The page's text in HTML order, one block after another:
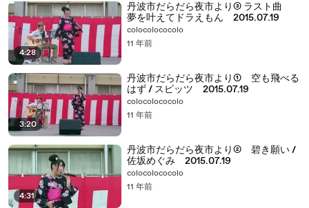
4:28
丹波市だらだら夜市より③ ラスト曲
夢を叶えてドラえもん 2015.07.19
colocolococolo
11 年前
3:20
丹波市だらだら夜市より① 空も飛べる
はず / スピッツ 2015.07.19
colocolococolo
11 年前
4:31
丹波市だらだら夜市より② 碧き願い /
佐坂めぐみ 2015.07.19
colocolococolo
11 年前